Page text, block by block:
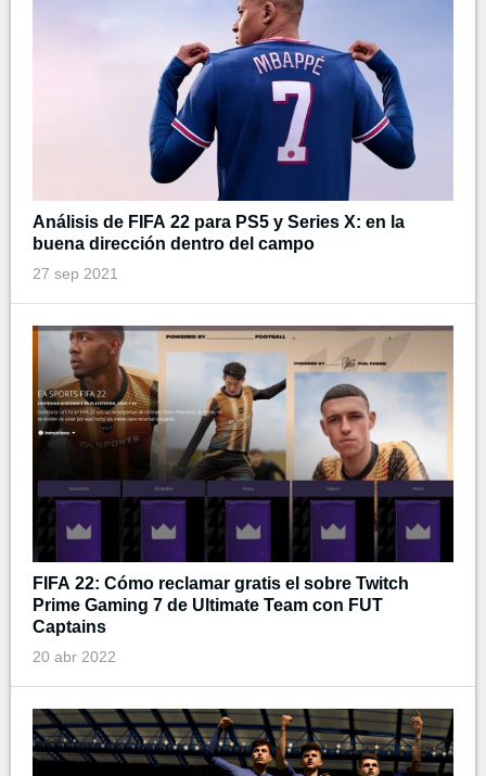
Análisis de FIFA 22 para PS5 y Series X: en la
buena dirección dentro del campo
27 sep 2021
FIFA 22: Cómo reclamar gratis el sobre Twitch
Prime Gaming 7 de Ultimate Team con FUT
Captains
20 abr 2022